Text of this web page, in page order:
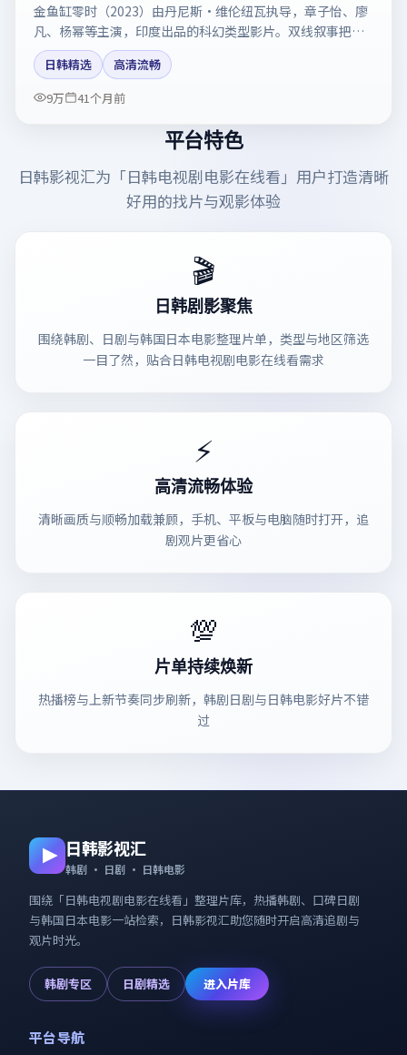
金鱼缸零时（2023）由丹尼斯·维伦纽瓦执导，章子怡、廖
凡、杨幂等主演，印度出品的科幻类型影片。双线叙事把悬
念保持到最后一刻。剧情简介与主创信息可供检索参考，上
映日期以片方资料为准。
日韩精选
高清流畅
9万
41个月前
平台特色
日韩影视汇为「日韩电视剧电影在线看 」用户打造清晰
好用的找片与观影体验
🎬
日韩剧影聚焦
围绕韩剧、日剧与韩国日本电影整理片单，类型与地区筛选
一目了然，贴合日韩电视剧电影在线看需求
⚡
高清流畅体验
清晰画质与顺畅加载兼顾，手机、平板与电脑随时打开，追
剧观片更省心
💯
片单持续焕新
热播榜与上新节奏同步刷新，韩剧日剧与日韩电影好片不错
过
日韩影视汇
韩剧 · 日剧 · 日韩电影
围绕「日韩电视剧电影在线看 」整理片库，热播韩剧、口碑日剧
与韩国日本电影一站检索， 日韩影视汇助您随时开启高清追剧与
观片时光。
韩剧专区 日剧精选 进入片库
平台导航